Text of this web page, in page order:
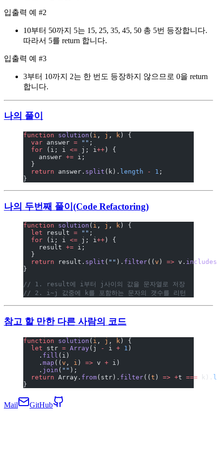
입출력 예 #2
10부터 50까지 5는 15, 25, 35, 45, 50 총 5번 등장합니다.
따라서 5를 return 합니다.
입출력 예 #3
3부터 10까지 2는 한 번도 등장하지 않으므로 0을 return
합니다.
나의 풀이
function solution ( i , j , k ) {
  var
answer = "" ;
  for
(i; i <= j; i++ ) {
    answer
+= i;
  }
  return
answer. split (k). length - 1 ;
}
나의 두번째 풀이(Code Refactoring)
function solution ( i , j , k ) {
  let
result = "" ;
  for
(i; i <= j; i++ ) {
    result
+= i;
  }
  return
result. split ( "" ). filter(( v ) => v. includes
}
// 1. result에 i부터 j사이의 값을 문자열로 저장
// 2. i~j 값중에 k를 포함하는 문자의 갯수를 리턴
참고 할 만한 다른 사람의 코드
function solution ( i , j , k ) {
  let
str = Array(j - i + 1 )
    .
fill (i)
    .
map (( v , i ) => v + i)
    .
join ( "" );
  return
Array. from(str). filter(( t ) => +t === k).
}
Mail GitHub